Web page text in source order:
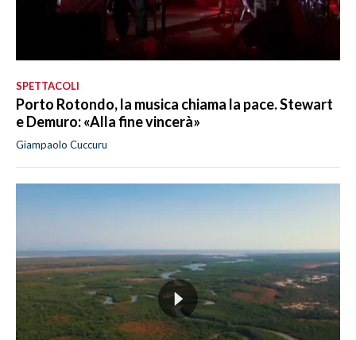
SPETTACOLI
Porto Rotondo, la musica chiama la pace. Stewart
e Demuro: «Alla fine vincerà»
Giampaolo Cuccuru